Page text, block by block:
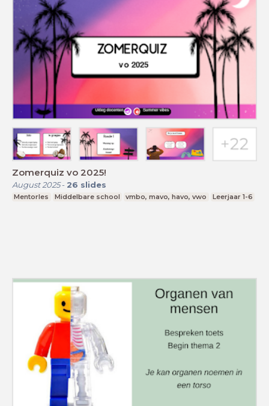
Zomerquiz vo 2025!
August 2025- 26 slides
Mentorles Middelbare school vmbo, mavo, havo, vwo Leerjaar 1-6